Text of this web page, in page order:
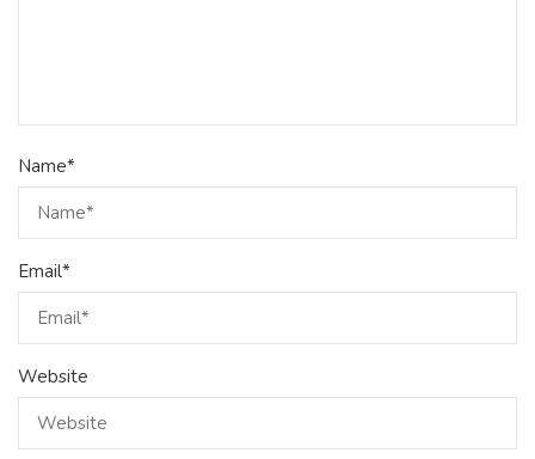
Name*
Email*
Website